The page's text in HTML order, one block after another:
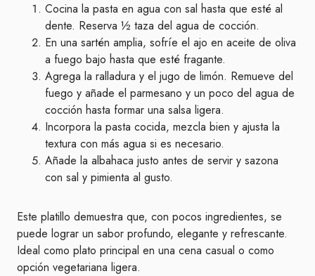
Cocina la pasta en agua con sal hasta que esté al
dente. Reserva ½ taza del agua de cocción.
En una sartén amplia, sofríe el ajo en aceite de oliva
a fuego bajo hasta que esté fragante.
Agrega la ralladura y el jugo de limón. Remueve del
fuego y añade el parmesano y un poco del agua de
cocción hasta formar una salsa ligera.
Incorpora la pasta cocida, mezcla bien y ajusta la
textura con más agua si es necesario.
Añade la albahaca justo antes de servir y sazona
con sal y pimienta al gusto.
Este platillo demuestra que, con pocos ingredientes, se
puede lograr un sabor profundo, elegante y refrescante.
Ideal como plato principal en una cena casual o como
opción vegetariana ligera.